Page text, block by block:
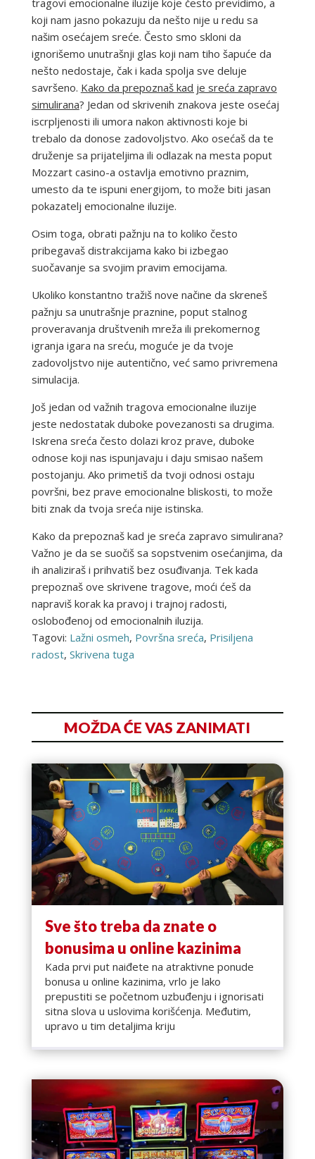
koji nam jasno pokazuju da nešto nije u redu sa
našim osećajem sreće. Često smo skloni da
ignorišemo unutrašnji glas koji nam tiho šapuće da
nešto nedostaje, čak i kada spolja sve deluje
savršeno. Kako da prepoznaš kad je sreća zapravo
simulirana? Jedan od skrivenih znakova jeste osećaj
iscrpljenosti ili umora nakon aktivnosti koje bi
trebalo da donose zadovoljstvo. Ako osećaš da te
druženje sa prijateljima ili odlazak na mesta poput
Mozzart casino-a ostavlja emotivno praznim,
umesto da te ispuni energijom, to može biti jasan
pokazatelj emocionalne iluzije.
Osim toga, obrati pažnju na to koliko često
pribegavaš distrakcijama kako bi izbegao
suočavanje sa svojim pravim emocijama.
Ukoliko konstantno tražiš nove načine da skreneš
pažnju sa unutrašnje praznine, poput stalnog
proveravanja društvenih mreža ili prekomernog
igranja igara na sreću, moguće je da tvoje
zadovoljstvo nije autentično, već samo privremena
simulacija.
Još jedan od važnih tragova emocionalne iluzije
jeste nedostatak duboke povezanosti sa drugima.
Iskrena sreća često dolazi kroz prave, duboke
odnose koji nas ispunjavaju i daju smisao našem
postojanju. Ako primetiš da tvoji odnosi ostaju
površni, bez prave emocionalne bliskosti, to može
biti znak da tvoja sreća nije istinska.
Kako da prepoznaš kad je sreća zapravo simulirana?
Važno je da se suočiš sa sopstvenim osećanjima, da
ih analiziraš i prihvatiš bez osuđivanja. Tek kada
prepoznaš ove skrivene tragove, moći ćeš da
napraviš korak ka pravoj i trajnoj radosti,
oslobođenoj od emocionalnih iluzija.
Tagovi: Lažni osmeh, Površna sreća, Prisiljena
radost, Skrivena tuga
MOŽDA ĆE VAS ZANIMATI
Sve što treba da znate o
bonusima u online kazinima
Kada prvi put naiđete na atraktivne ponude
bonusa u online kazinima, vrlo je lako
prepustiti se početnom uzbuđenju i ignorisati
sitna slova u uslovima korišćenja. Međutim,
upravo u tim detaljima kriju